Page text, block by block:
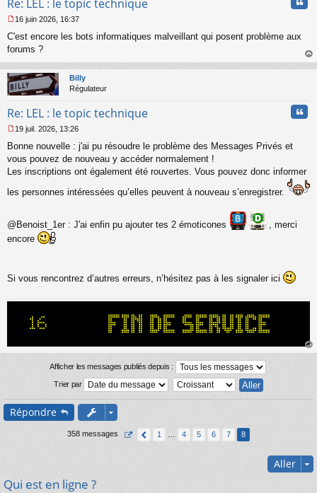
Re: LEL : le topic technique
e
s
a
g
e
o
l
u
16 juin 2026, 16:37
C'est encore les bots informatiques malveillant qui posent problème aux
forums ?
au
Billy
Régulateur
Re: LEL : le topic technique
e
s
s
g
o
l
19 juil. 2026, 13:26
Bonne nouvelle : j'ai pu résoudre le problème des Messages Privés et
vous pouvez de nouveau y accéder normalement !
Les inscriptions ont également été rouvertes. Vous pouvez donc informer
les personnes intéressées qu’elles peuvent à nouveau s’enregistrer.
@Benoist_1er : J'ai enfin pu ajouter tes 2 émoticones
, merci
encore
Si vous rencontrez d’autres erreurs, n’hésitez pas à les signaler ici
au
Afficher les messages publiés depuis :
Trier par
Répondre
358 messages 1 4 5 6 7 8
Aller
Qui est en ligne ?